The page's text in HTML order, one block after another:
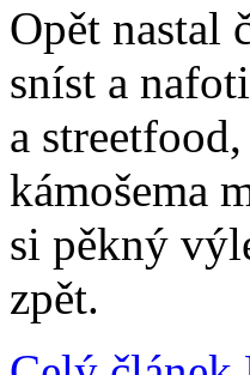
Opět nastal
sníst a
a
kámošema
si pěkný
zpět.